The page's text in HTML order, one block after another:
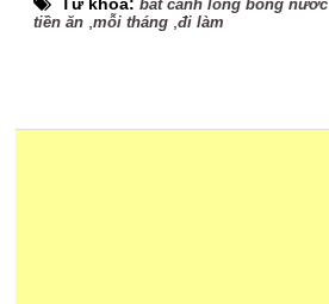
bát canh lõng bõng nước
tiền ăn ,mỗi tháng ,đi làm